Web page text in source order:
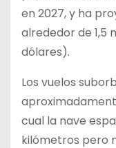
en 2027, y ha
alrededor de 1,5
dólares).
Los vuelos
cual la nave
kilómetros pero